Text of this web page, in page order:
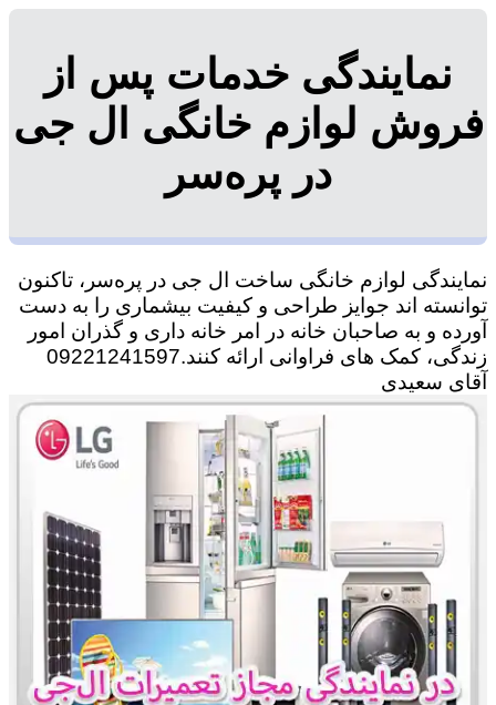
نمایندگی خدمات پس از
فروش لوازم خانگی ال جی
در پره‌سر
نمایندگی لوازم خانگی ساخت ال جی در پره‌سر، تاکنون
توانسته اند جوایز طراحی و کیفیت بیشماری را به دست
آورده و به صاحبان خانه در امر خانه داری و گذران امور
زندگی، کمک های فراوانی ارائه کنند.09221241597
آقای سعیدی